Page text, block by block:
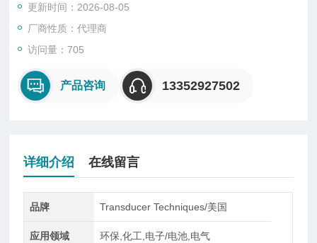
THA传感器为热处理17-4ph不锈钢尺寸，传感元件集成应变计，
高超的密封工艺保持传感器应对绝大多数
更新时间：2026-08-05
厂商性质：代理商
访问量：705
产品咨询 13352927502
详细介绍 在线留言
品牌 Transducer Techniques/美国
应用领域 环保,化工,电子/电池,电气